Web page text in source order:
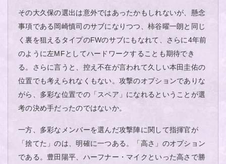
その大久保の選出は意外ではあったかもしれないが、懸念
事項である岡崎慎司のサブになりつつ、柿谷曜一朗と同じ
く裏を狙えるタイプのFWのサブにもなれて、さらに4年前
のように左MFとしてハードワークすることも期待でき
る。さらに言うと、控え不在が言われて久しい本田圭佑の
位置でも考えられなくもない。攻撃のオプションでありな
がら、多彩な位置での「スペア」になれるということが選
考の決め手だったのではないか。
一方、多彩なメンバーを選んだ攻撃陣に関して指揮官が
「捨てた」のは、明確に一つある。「高さ」のオプション
である。豊田陽平、ハーフナー・マイクといった高さで勝